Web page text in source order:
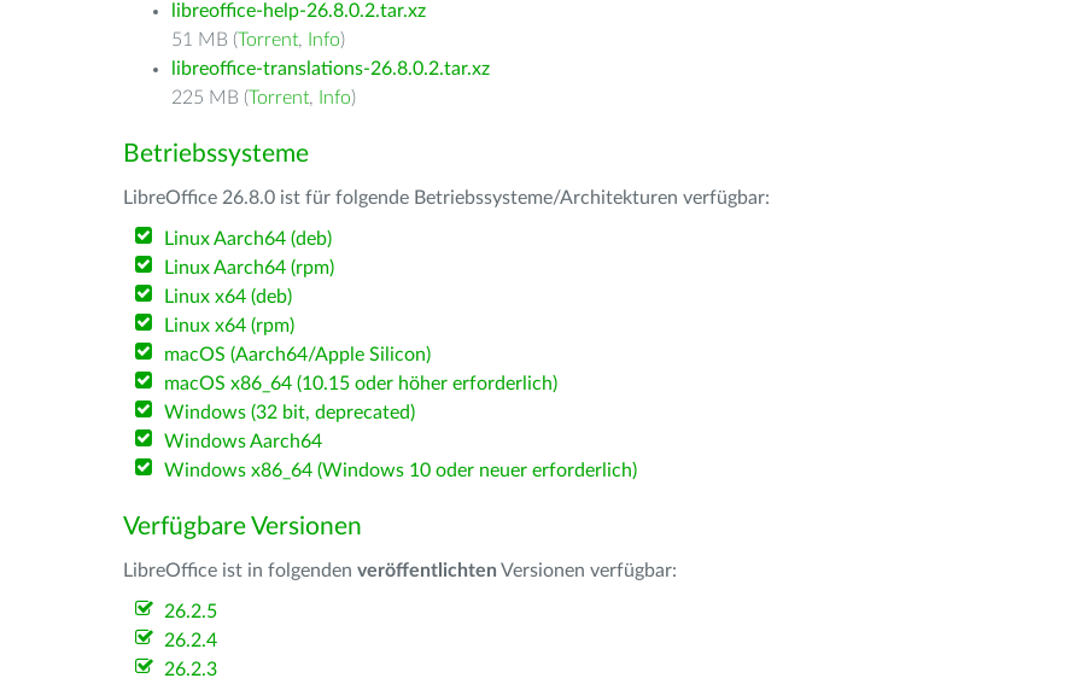
libreoffice-help-26.8.0.2.tar.xz
51 MB (Torrent, Info)
libreoffice-translations-26.8.0.2.tar.xz
225 MB (Torrent, Info)
Betriebssysteme
LibreOffice 26.8.0 ist für folgende Betriebssysteme/Architekturen verfügbar:
Linux Aarch64 (deb)
Linux Aarch64 (rpm)
Linux x64 (deb)
Linux x64 (rpm)
macOS (Aarch64/Apple Silicon)
macOS x86_64 (10.15 oder höher erforderlich)
Windows (32 bit, deprecated)
Windows Aarch64
Windows x86_64 (Windows 10 oder neuer erforderlich)
Verfügbare Versionen
LibreOffice ist in folgenden veröffentlichten Versionen verfügbar:
26.2.5
26.2.4
26.2.3